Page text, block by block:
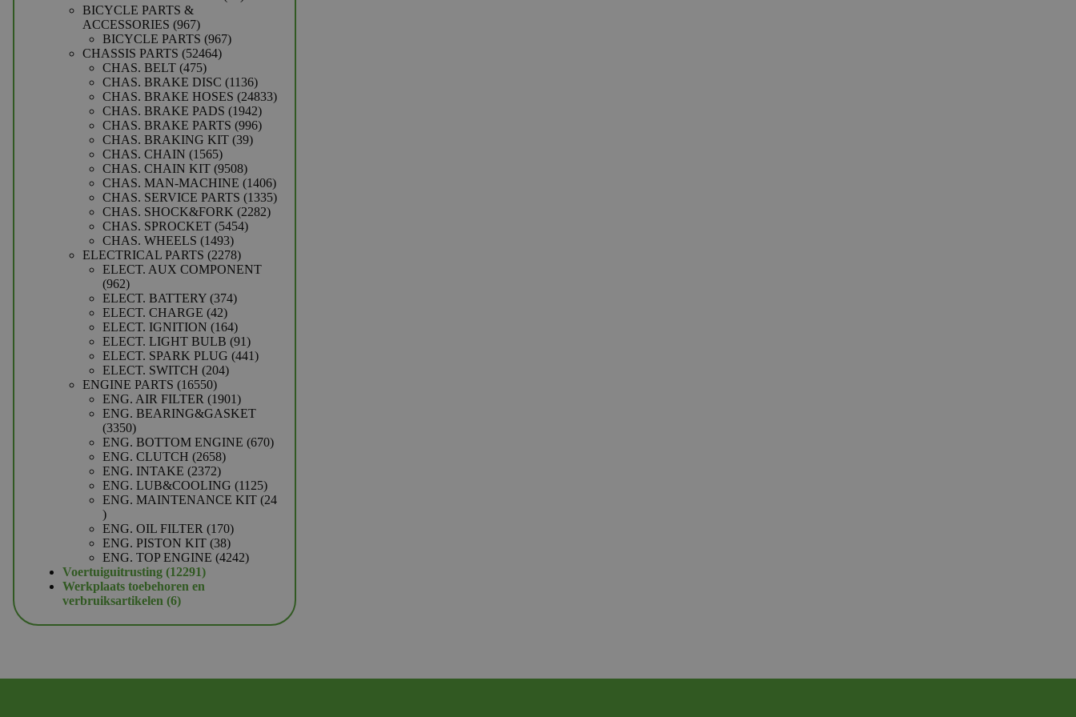
BICYCLE PARTS &
ACCESSORIES 967967
producten
BICYCLE PARTS 967967
CHASSIS PARTS 5246452464
CHAS. BELT 475475
producten
CHAS. BRAKE DISC 11361136
producten
CHAS. BRAKE HOSES 2483324833
CHAS. BRAKE PADS 19421942
producten
CHAS. BRAKE PARTS 996996
CHAS. BRAKING KIT 3939
CHAS. CHAIN 15651565
producten
CHAS. CHAIN KIT 95089508
producten
CHAS. MAN-MACHINE 14061406
producten
CHAS. SERVICE PARTS 13351335
CHAS. SHOCK&FORK 22822282
CHAS. SPROCKET 54545454
CHAS. WHEELS 14931493
producten
ELECTRICAL PARTS 22782278
producten
ELECT. AUX COMPONENT
962962
producten
ELECT. BATTERY 374374
ELECT. CHARGE 4242
producten
ELECT. IGNITION 164164
producten
ELECT. LIGHT BULB 9191
producten
ELECT. SPARK PLUG 441441
ELECT. SWITCH 204204
ENGINE PARTS 1655016550
producten
ENG. AIR FILTER 19011901
producten
ENG. BEARING&GASKET
33503350
producten
ENG. BOTTOM ENGINE 670670
ENG. CLUTCH 26582658
ENG. INTAKE 23722372
producten
ENG. LUB&COOLING 11251125
producten
ENG. MAINTENANCE KIT 24
24
producten
ENG. OIL FILTER 170170
producten
ENG. PISTON KIT 3838
producten
ENG. TOP ENGINE 42424242
Voertuiguitrusting 1229112291
producten
Werkplaats toebehoren en
verbruiksartikelen 66